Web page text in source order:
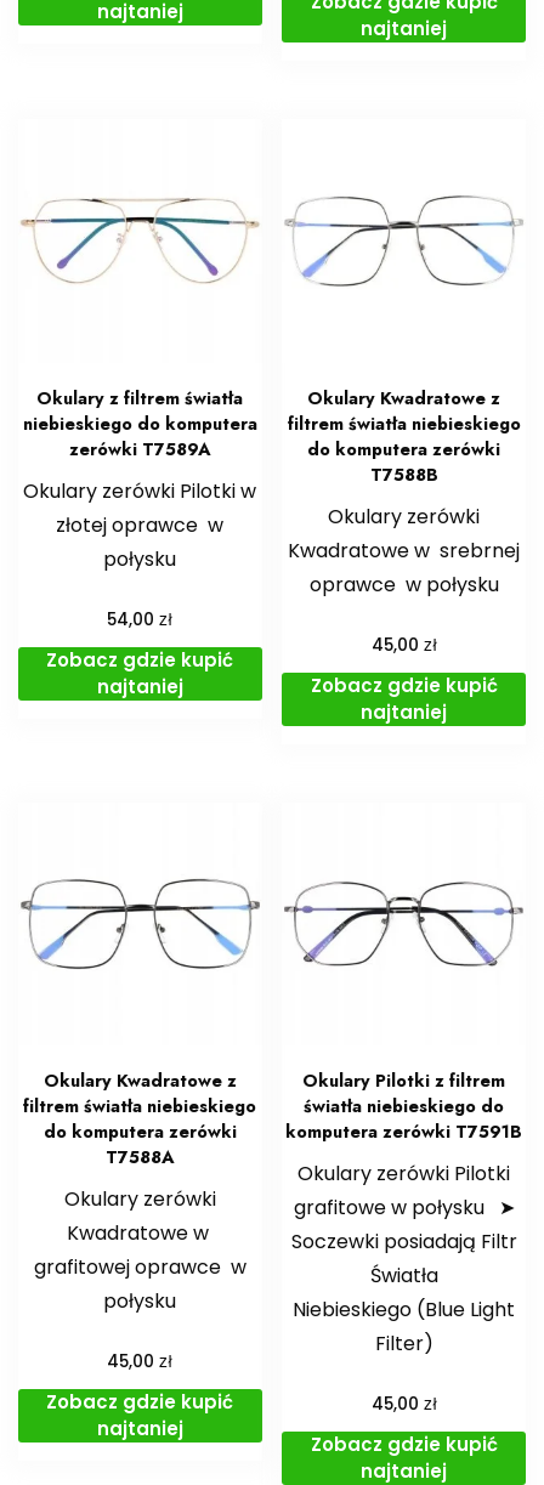
najtaniej
najtaniej
Okulary z filtrem światła
niebieskiego do komputera
zerówki T7589A
Okulary zerówki Pilotki w
złotej oprawce w
połysku
54,00zł
Zobacz gdzie kupić
najtaniej
Okulary Kwadratowe z
filtrem światła niebieskiego
do komputera zerówki
T7588B
Okulary zerówki
Kwadratowe w srebrnej
oprawce w połysku
45,00 zł
Zobacz gdzie kupić
najtaniej
Okulary Kwadratowe z
filtrem światła niebieskiego
do komputera zerówki
T7588A
Okulary zerówki
Kwadratowe w
grafitowej oprawce w
połysku
45,00zł
Zobacz gdzie kupić
najtaniej
Okulary Pilotki z filtrem
światła niebieskiego do
komputera zerówki T7591B
Okulary zerówki Pilotki
grafitowe w połysku ➤
Soczewki posiadają Filtr
Światła
Niebieskiego (Blue Light
Filter)
45,00 zł
Zobacz gdzie kupić
najtaniej